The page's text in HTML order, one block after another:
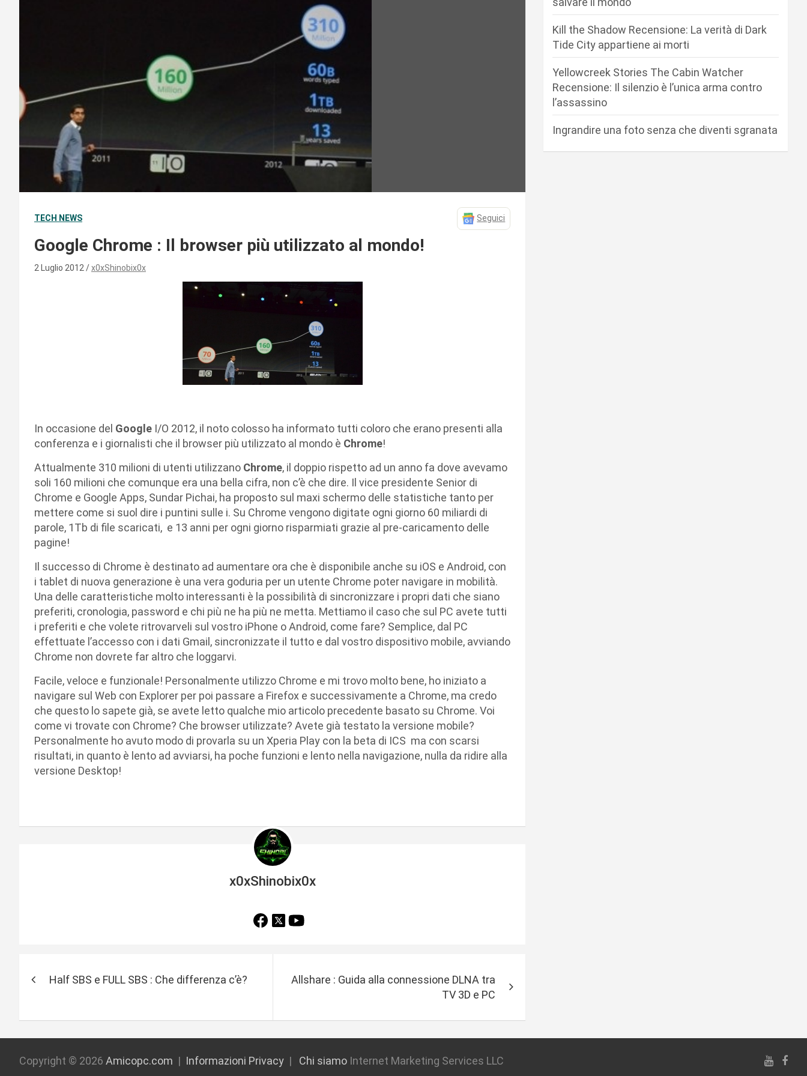
TECH NEWS Seguici
Google Chrome : Il browser più utilizzato al mondo!
2 Luglio 2012 x0xShinobix0x
In occasione del Google I/O 2012, il noto colosso ha informato tutti coloro che erano presenti alla
conferenza e i giornalisti che il browser più utilizzato al mondo è Chrome!
Attualmente 310 milioni di utenti utilizzano Chrome, il doppio rispetto ad un anno fa dove avevamo
soli 160 milioni che comunque era una bella cifra, non c’è che dire. Il vice presidente Senior di
Chrome e Google Apps, Sundar Pichai, ha proposto sul maxi schermo delle statistiche tanto per
mettere come si suol dire i puntini sulle i. Su Chrome vengono digitate ogni giorno 60 miliardi di
parole, 1Tb di file scaricati, e 13 anni per ogni giorno risparmiati grazie al pre-caricamento delle
pagine!
Il successo di Chrome è destinato ad aumentare ora che è disponibile anche su iOS e Android, con
i tablet di nuova generazione è una vera goduria per un utente Chrome poter navigare in mobilità.
Una delle caratteristiche molto interessanti è la possibilità di sincronizzare i propri dati che siano
preferiti, cronologia, password e chi più ne ha più ne metta. Mettiamo il caso che sul PC avete tutti
i preferiti e che volete ritrovarveli sul vostro iPhone o Android, come fare? Semplice, dal PC
effettuate l’accesso con i dati Gmail, sincronizzate il tutto e dal vostro dispositivo mobile, avviando
Chrome non dovrete far altro che loggarvi.
Facile, veloce e funzionale! Personalmente utilizzo Chrome e mi trovo molto bene, ho iniziato a
navigare sul Web con Explorer per poi passare a Firefox e successivamente a Chrome, ma credo
che questo lo sapete già, se avete letto qualche mio articolo precedente basato su Chrome. Voi
come vi trovate con Chrome? Che browser utilizzate? Avete già testato la versione mobile?
Personalmente ho avuto modo di provarla su un Xperia Play con la beta di ICS ma con scarsi
risultati, in quanto è lento ad avviarsi, ha poche funzioni e lento nella navigazione, nulla da ridire alla
versione Desktop!
x0xShinobix0x
v
i
g
Half SBS e FULL SBS : Che differenza c’è?
Allshare : Guida alla connessione DLNA tra
TV 3D e PC
Kill the Shadow Recensione: La verità di Dark
Tide City appartiene ai morti
Yellowcreek Stories The Cabin Watcher
Recensione: Il silenzio è l’unica arma contro
l’assassino
Ingrandire una foto senza che diventi sgranata
Copyright © 2026 Amicopc.com Informazioni Privacy Chi siamo Internet Marketing Services LLC